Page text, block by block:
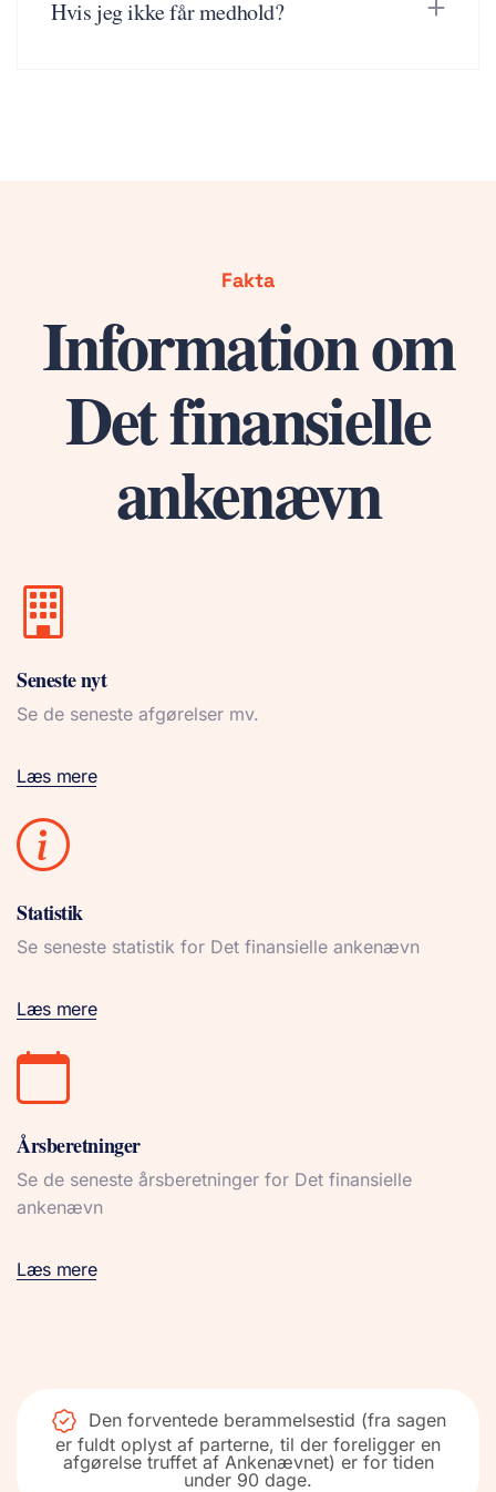
Hvis jeg ikke får medhold?
Fakta
Information om
Det finansielle
ankenævn
Seneste nyt
Se de seneste afgørelser mv.
Læs mere
Statistik
Se seneste statistik for Det finansielle ankenævn
Læs mere
Årsberetninger
Se de seneste årsberetninger for Det finansielle
ankenævn
Læs mere
Den forventede berammelsestid (fra sagen
er fuldt oplyst af parterne, til der foreligger en
afgørelse truffet af Ankenævnet) er for tiden
under 90 dage.